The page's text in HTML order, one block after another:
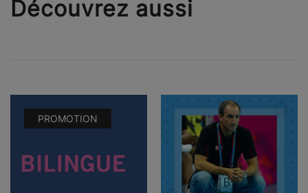
Découvrez aussi
PROMOTION